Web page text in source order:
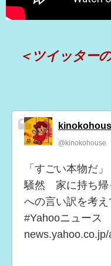
＜ツイッター
@kinokohouse
「すごい本物だ
騒然 家に持ち帰
への言い訳を考
#Yahooニュース